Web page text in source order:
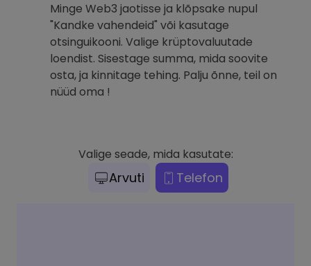
Minge Web3 jaotisse ja klõpsake nupul
"Kandke vahendeid" või kasutage
otsinguikooni. Valige krüptovaluutade
loendist. Sisestage summa, mida soovite
osta, ja kinnitage tehing. Palju õnne, teil on
nüüd oma !
Valige seade, mida kasutate:
Arvuti Telefon